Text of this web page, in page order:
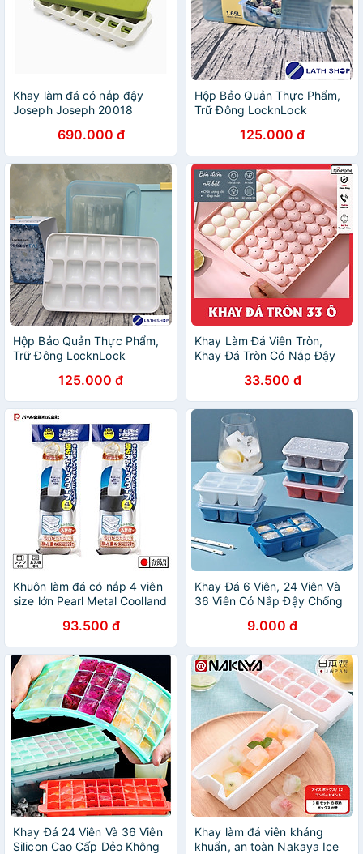
Khay làm đá có nắp đậy
Joseph Joseph 20018
690.000 đ
Hộp Bảo Quản Thực Phẩm,
Trữ Đông LocknLock
Viên Sản Xuất Hàn Quốc
-1.65L
125.000 đ
Hộp Bảo Quản Thực Phẩm,
Trữ Đông LocknLock
Viên Sản Xuất Hàn Quốc
-1.65L
125.000 đ
Khay Làm Đá Viên Tròn,
Khay Đá Tròn Có Nắp Đậy
Làm Thạch 33 Ô
33.500 đ
Khuôn làm đá có nắp 4 viên
size lớn Pearl Metal Coolland
|#Made in Japan| |#Nhập
khẩu chính hãng
93.500 đ
Khay Đá 6 Viên, 24 Viên Và
36 Viên Có Nắp Đậy Chống
Liệu Silicon + Nhựa Pp An
Toàn
9.000 đ
Khay Đá 24 Viên Và 36 Viên
Silicon Cao Cấp Dẻo Không
Khay làm đá viên kháng
khuẩn, an toàn Nakaya Ice